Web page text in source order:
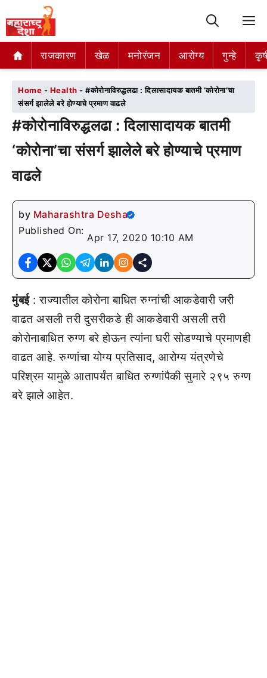
राजकारण खेळ मनोरंजन आरोग्य गुन्हे
राजकारण खेळ मनोरंजन आरोग्य गुन्हे
Home - Health - #कोरोनाविरुद्धलढा : दिलासादायक बातमी ‘कोरोना’चा
संसर्ग झालेले बरे होण्याचे प्रमाण वाढले
#कोरोनाविरुद्धलढा : दिलासादायक बातमी
‘कोरोना’चा संसर्ग झालेले बरे होण्याचे प्रमाण
वाढले
by Maharashtra Desha
Published On:
Apr 17, 2020 10:10 AM
मुंबई: राज्यातील कोरोना बाधित रुग्नांची आकडेवारी जरी
वाढत असली तरी दुसरीकडे ही आकडेवारी असली तरी
कोरोनाबाधित रुग्ण बरे होऊन त्यांना घरी सोडण्याचे प्रमाणही
वाढत आहे. रुग्णांचा योग्य प्रतिसाद, आरोग्य यंत्रणेचे
परिश्रम यामुळे आतापर्यंत बाधित रुग्णांपैकी सुमारे २९५ रुग्ण
बरे झाले आहेत.